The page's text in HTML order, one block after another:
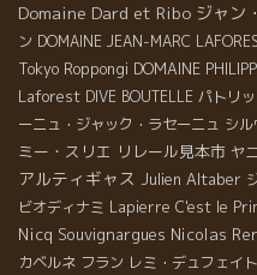
Domaine Dard et Ribo ジャン
ン DOMAINE JEAN-MARC
Tokyo Roppongi DOMAINE
Laforest DIVE BOUTELLE パトリ
ーニュ・ジャック・ラセーニュ シ
ミー・スリエ リレール見本市 ヤ
アルティギャス Julien Altaber
ビオディナミ Lapierre C'est le
Nicq Souvignargues Nicolas
カベルネ フラン レミ・デュフェイ